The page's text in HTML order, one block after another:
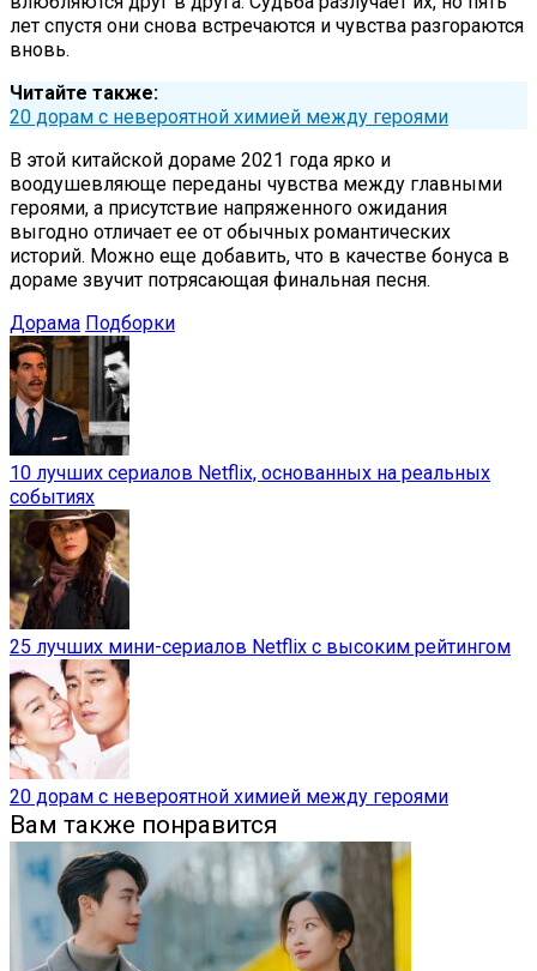
лет спустя они снова встречаются и чувства разгораются
вновь.
Читайте также:
20 дорам с невероятной химией между героями
В этой китайской дораме 2021 года ярко и
воодушевляюще переданы чувства между главными
героями, а присутствие напряженного ожидания
выгодно отличает ее от обычных романтических
историй. Можно еще добавить, что в качестве бонуса в
дораме звучит потрясающая финальная песня.
Дорама Подборки
10 лучших сериалов Netflix, основанных на реальных
событиях
25 лучших мини-сериалов Netflix с высоким рейтингом
20 дорам с невероятной химией между героями
Вам также понравится